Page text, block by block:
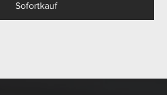
Sofortkauf